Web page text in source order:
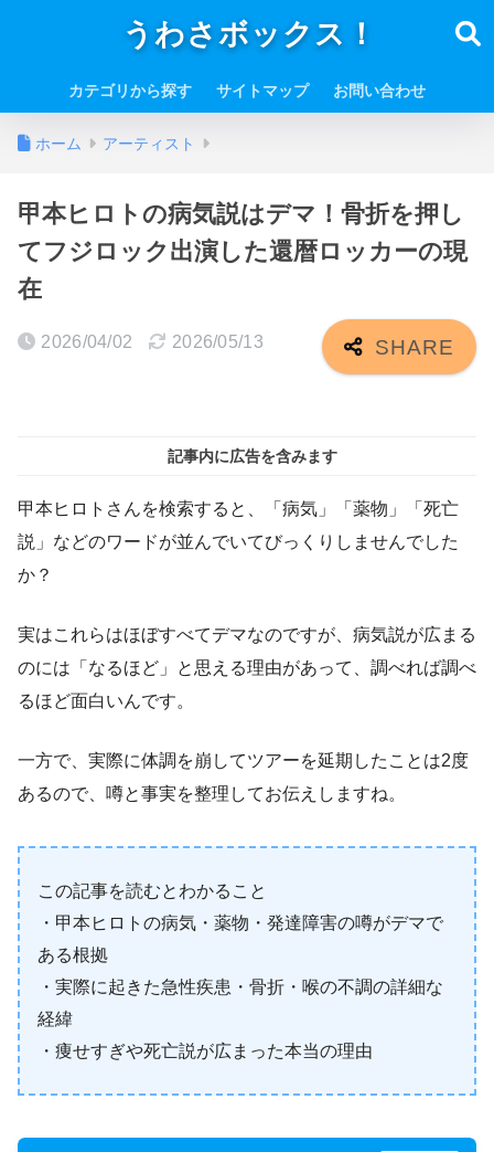
うわさボックス！
カテゴリから探す サイトマップ お問い合わせ
ホーム アーティスト
甲本ヒロトの病気説はデマ！骨折を押し
てフジロック出演した還暦ロッカーの現
在
2026/04/02 2026/05/13
記事内に広告を含みます
甲本ヒロトさんを検索すると、「病気」「薬物」「死亡
説」などのワードが並んでいてびっくりしませんでした
か？
実はこれらはほぼすべてデマなのですが、病気説が広まる
のには「なるほど」と思える理由があって、調べれば調べ
るほど面白いんです。
一方で、実際に体調を崩してツアーを延期したことは2度
あるので、噂と事実を整理してお伝えしますね。
この記事を読むとわかること
・甲本ヒロトの病気・薬物・発達障害の噂がデマで
ある根拠
・実際に起きた急性疾患・骨折・喉の不調の詳細な
経緯
・痩せすぎや死亡説が広まった本当の理由